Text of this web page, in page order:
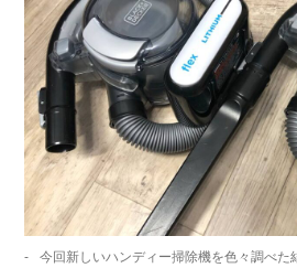
今回新しいハンディー掃除機を色々調べた